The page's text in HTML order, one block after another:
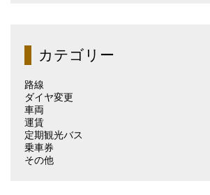
（月
別）カテゴリー
路線
ダイヤ変更
車両
運賃
定期観光バス
乗車券
その他